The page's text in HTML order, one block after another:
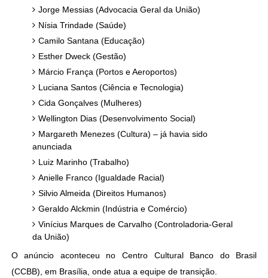
Jorge Messias (Advocacia Geral da União)
Nísia Trindade (Saúde)
Camilo Santana (Educação)
Esther Dweck (Gestão)
Márcio França (Portos e Aeroportos)
Luciana Santos (Ciência e Tecnologia)
Cida Gonçalves (Mulheres)
Wellington Dias (Desenvolvimento Social)
Margareth Menezes (Cultura) – já havia sido
anunciada
Luiz Marinho (Trabalho)
Anielle Franco (Igualdade Racial)
Silvio Almeida (Direitos Humanos)
Geraldo Alckmin (Indústria e Comércio)
Vinícius Marques de Carvalho (Controladoria-Geral
da União)
O anúncio aconteceu no Centro Cultural Banco do Brasil
(CCBB), em Brasília, onde atua a equipe de transição.